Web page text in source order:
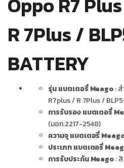
R 7Plus /
BATTERY
รุ่น แบตเตอรี่ Meago:
R7plus / R 7Plus /
การรับรอง แบตเตอรี่
(มอก.2217-2548)
ความจุ แบตเตอรี่
ประเภท แบตเตอรี่
การรับประกัน Meago: